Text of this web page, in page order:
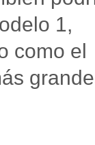
1,
como el